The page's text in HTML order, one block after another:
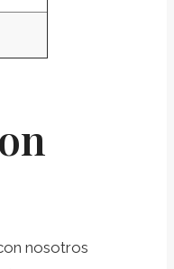
nosotros